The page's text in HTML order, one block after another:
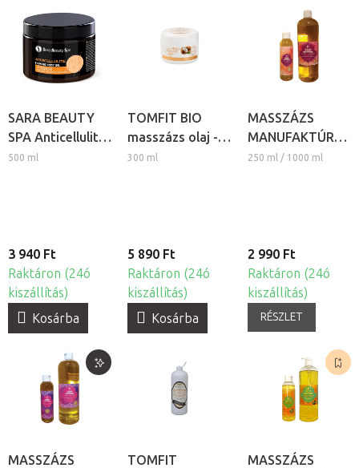
SARA BEAUTY
SPA Anticellulite
gél
500 ml
3 940 Ft
Raktáron (24ó
kiszállítás)
Kosárba
TOMFIT BIO
masszázs olaj -
kókusz
300 ml
5 890 Ft
Raktáron (24ó
kiszállítás)
Kosárba
MASSZÁZS
MANUFAKTÚRA
természetes
250 ml / 1000 ml
2 990 Ft
Raktáron (24ó
kiszállítás)
RÉSZLET
MASSZÁZS
TOMFIT
MASSZÁZS